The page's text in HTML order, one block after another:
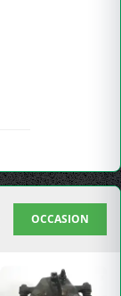
OCCASION